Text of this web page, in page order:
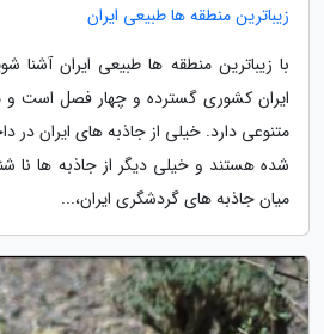
زیباترین منطقه ها طبیعی ایران
با زیباترین منطقه ها طبیعی ایران آشنا
ایران کشوری گسترده و چهار فصل است و
متنوعی دارد. خیلی از جاذبه های ایران در
شده هستند و خیلی دیگر از جاذبه ها نا
میان جاذبه های گردشگری ایران،...